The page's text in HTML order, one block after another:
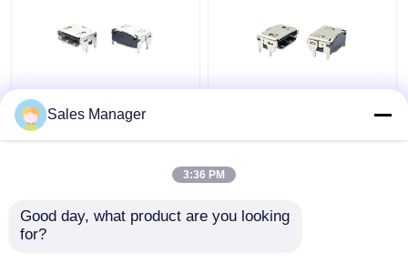
OEM LCP Mikro HDMI
Konnektör Fişi SMT RA
Plastik Ayaklı Grd Flanş
Sales Manager
3:36 PM
Good day, what product are you looking
for?